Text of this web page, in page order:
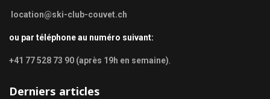
location@ski-club-couvet.ch
ou par téléphone au numéro suivant:
+41 77 528 73 90 (après 19h en semaine)
Derniers articles